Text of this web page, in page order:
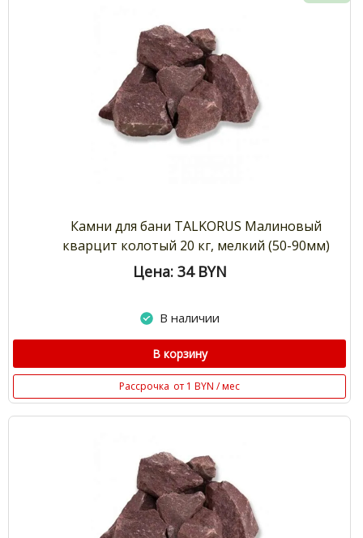
Камни для бани TALKORUS Малиновый
кварцит колотый 20 кг, мелкий (50-90мм)
Цена: 34 BYN
В наличии
В корзину
Рассрочка от 1 BYN / мес